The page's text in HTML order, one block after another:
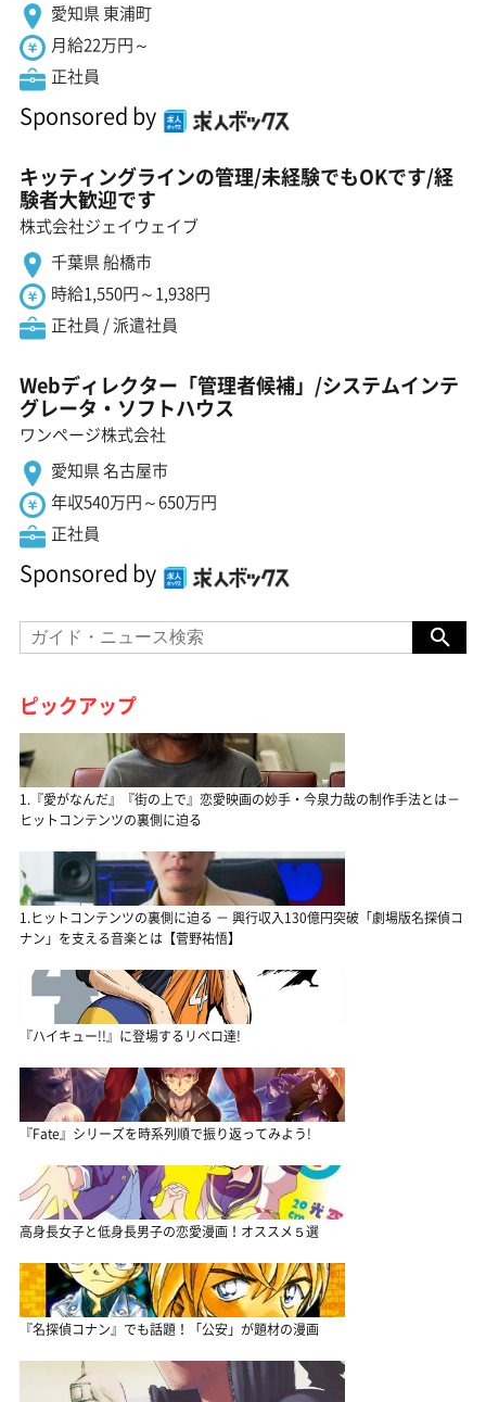
愛知県 東浦町
月給22万円～
正社員
Sponsored by
キッティングラインの管理/未経験でもOKです/経
験者大歓迎です
株式会社ジェイウェイブ
千葉県 船橋市
時給1,550円～1,938円
正社員 / 派遣社員
Webディレクター「管理者候補」/システムインテ
グレータ・ソフトハウス
ワンページ株式会社
愛知県 名古屋市
年収540万円～650万円
正社員
Sponsored by
ピックアップ
1.『愛がなんだ』『街の上で』恋愛映画の妙手・今泉力哉の制作手法とは－
ヒットコンテンツの裏側に迫る
1.ヒットコンテンツの裏側に迫る － 興行収入130億円突破「劇場版名探偵コ
ナン」を支える音楽とは【菅野祐悟】
『ハイキュー!!』に登場するリベロ達!
『Fate』シリーズを時系列順で振り返ってみよう!
高身長女子と低身長男子の恋愛漫画！オススメ５選
『名探偵コナン』でも話題！「公安」が題材の漫画